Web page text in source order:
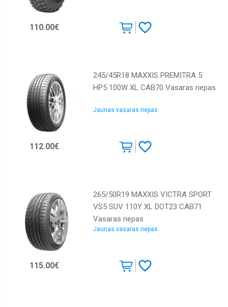
110.00€
245/45R18 MAXXIS PREMITRA 5
HP5 100W XL CAB70 Vasaras riepas
Jaunas vasaras riepas
112.00€
265/50R19 MAXXIS VICTRA SPORT
VS5 SUV 110Y XL DOT23 CAB71
Vasaras riepas
Jaunas vasaras riepas
115.00€